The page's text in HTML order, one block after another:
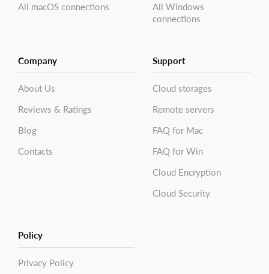
All macOS connections
All Windows
connections
Company
About Us
Reviews & Ratings
Blog
Contacts
Support
Cloud storages
Remote servers
FAQ for Mac
FAQ for Win
Cloud Encryption
Cloud Security
Policy
Privacy Policy